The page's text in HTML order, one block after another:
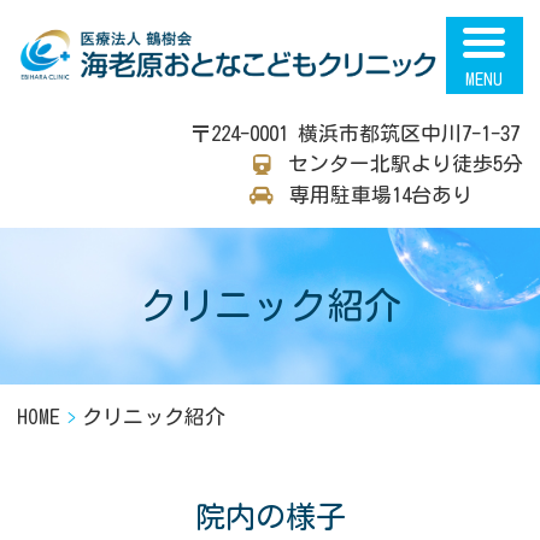
海老原おとなこどもクリニック
〒224-0001 横浜市都筑区中川7-1-37
センター北駅より徒歩5分
専用駐車場14台あり
クリニック紹介
HOME クリニック紹介
院内の様子